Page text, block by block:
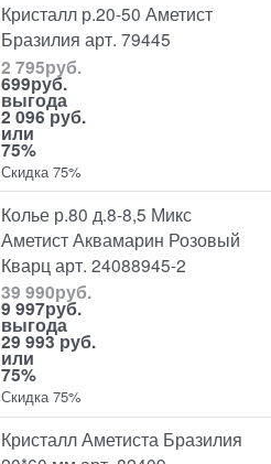
Кристалл р.20-50 Аметист
Бразилия арт. 79445
2 795руб.
699руб.
выгода
2 096 руб.
или
75%
Скидка 75%
Колье р.80 д.8-8,5 Микс
Аметист Аквамарин Розовый
Кварц арт. 24088945-2
39 990руб.
9 997руб.
выгода
29 993 руб.
или
75%
Скидка 75%
Кристалл Аметиста Бразилия